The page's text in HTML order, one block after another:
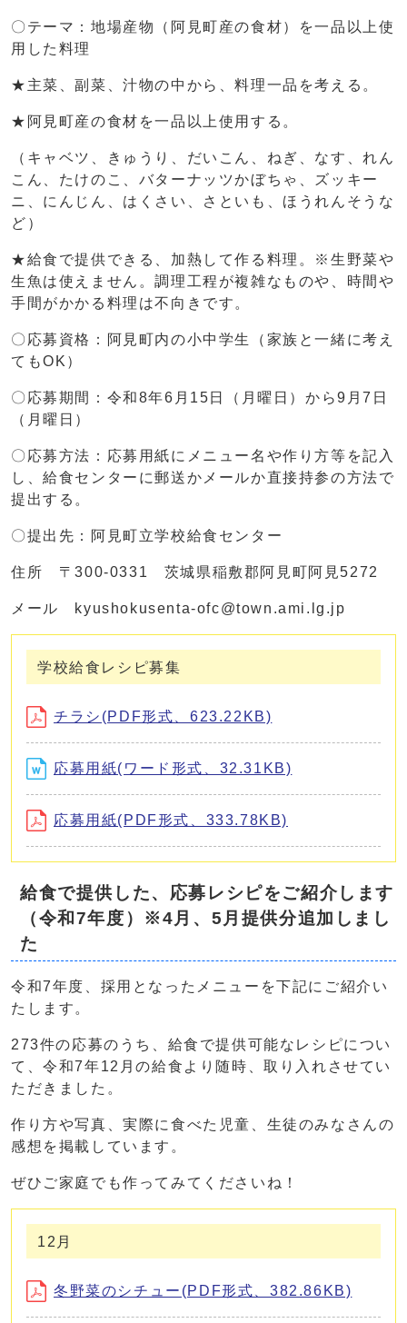
〇テーマ：地場産物（阿見町産の食材）を一品以上使
用した料理
★主菜、副菜、汁物の中から、料理一品を考える。
★阿見町産の食材を一品以上使用する。
（キャベツ、きゅうり、だいこん、ねぎ、なす、れん
こん、たけのこ、バターナッツかぼちゃ、ズッキー
ニ、にんじん、はくさい、さといも、ほうれんそうな
ど）
★給食で提供できる、加熱して作る料理。※生野菜や
生魚は使えません。調理工程が複雑なものや、時間や
手間がかかる料理は不向きです。
〇応募資格：阿見町内の小中学生（家族と一緒に考え
てもOK）
〇応募期間：令和8年6月15日（月曜日）から9月7日
（月曜日）
〇応募方法：応募用紙にメニュー名や作り方等を記入
し、給食センターに郵送かメールか直接持参の方法で
提出する。
〇提出先：阿見町立学校給食センター
住所 〒300-0331 茨城県稲敷郡阿見町阿見5272
メール kyushokusenta-ofc@town.ami.lg.jp
学校給食レシピ募集
チラシ(PDF形式、623.22KB)
応募用紙(ワード形式、32.31KB)
応募用紙(PDF形式、333.78KB)
給食で提供した、応募レシピをご紹介します
（令和7年度）※4月、5月提供分追加しまし
た
令和7年度、採用となったメニューを下記にご紹介い
たします。
273件の応募のうち、給食で提供可能なレシピについ
て、令和7年12月の給食より随時、取り入れさせてい
ただきました。
作り方や写真、実際に食べた児童、生徒のみなさんの
感想を掲載しています。
ぜひご家庭でも作ってみてくださいね！
12月
冬野菜のシチュー(PDF形式、382.86KB)